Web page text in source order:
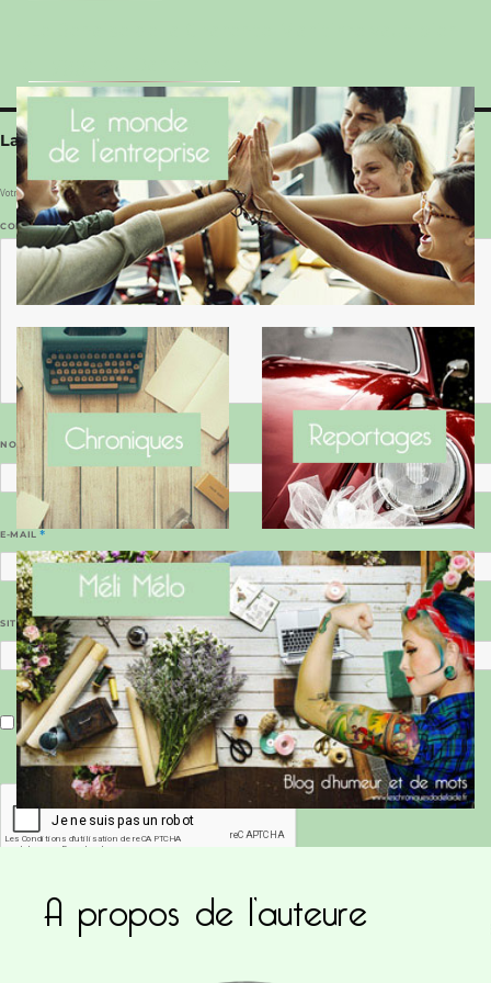
Laisser un commentaire
Votre adresse e-mail ne sera pas publiée.Les champs obligatoires sont indiqués avec
COMMENTAIRE*
NOM
E-MAIL*
SITE WEB
Enregistrer mon nom, mon e-mail et mon site dans le navigateur pour mon prochain commentaire.
Ce site utilise Akismet pour réduire les
A propos de l’auteure